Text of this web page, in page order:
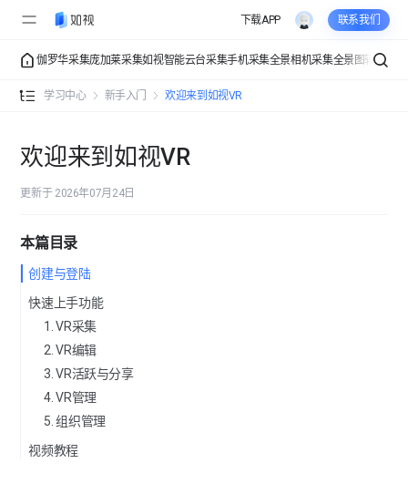
下载APP 联系我们
伽罗华采集庞加莱采集如视智能云台采集手机采集全景相机采集全景图转VR
学习中心 新手入门 欢迎来到如视VR
新手入门
VR采集入门
VR编辑入门
VR制作教程
手机采集新手入门
手机拍巧用辅助工具
手机采集效果如何更好
云台采集新手入门
全景相机采集新手入门
VR编辑教程
编辑器入口
「区域标签」编辑教程
「VR关联组合」功能教程
「地图热区组合」功能教程
「空间时间线」功能教程
VR管理教程
一站式制作平台总览
「VR附加产物」下载教程
欢迎来到如视VR
更新于 2026年07月24日
本篇目录
创建与登陆
快速上手功能
1. VR采集
2. VR编辑
3. VR活跃与分享
4. VR管理
5. 组织管理
视频教程